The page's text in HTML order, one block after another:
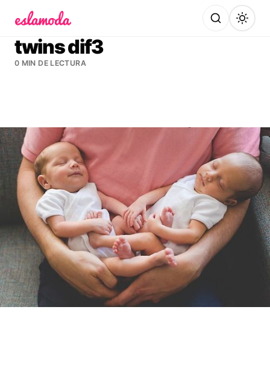
twins dif3
0 MIN DE LECTURA